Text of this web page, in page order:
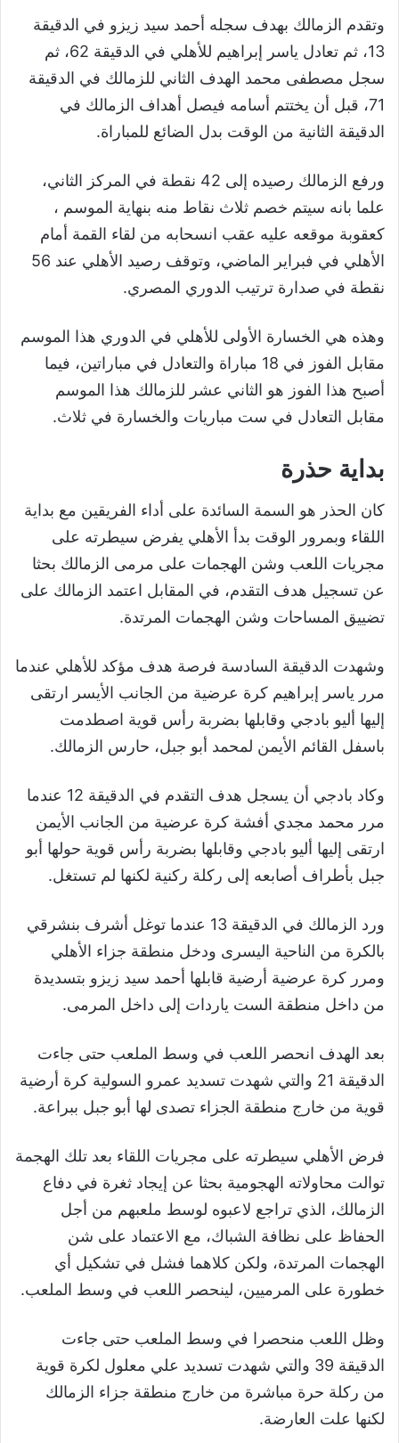
وتقدم الزمالك بهدف سجله أحمد سيد زيزو في الدقيقة
13، ثم تعادل ياسر إبراهيم للأهلي في الدقيقة 62، ثم
سجل مصطفى محمد الهدف الثاني للزمالك في الدقيقة
71، قبل أن يختتم أسامه فيصل أهداف الزمالك في
الدقيقة الثانية من الوقت بدل الضائع للمباراة.
ورفع الزمالك رصيده إلى 42 نقطة في المركز الثاني،
علما بانه سيتم خصم ثلاث نقاط منه بنهاية الموسم ،
كعقوبة موقعه عليه عقب انسحابه من لقاء القمة أمام
الأهلي في فبراير الماضي، وتوقف رصيد الأهلي عند 56
نقطة في صدارة ترتيب الدوري المصري.
وهذه هي الخسارة الأولى للأهلي في الدوري هذا الموسم
مقابل الفوز في 18 مباراة والتعادل في مباراتين، فيما
أصبح هذا الفوز هو الثاني عشر للزمالك هذا الموسم
مقابل التعادل في ست مباريات والخسارة في ثلاث.
بداية حذرة
كان الحذر هو السمة السائدة على أداء الفريقين مع بداية
اللقاء وبمرور الوقت بدأ الأهلي يفرض سيطرته على
مجريات اللعب وشن الهجمات على مرمى الزمالك بحثا
عن تسجيل هدف التقدم، في المقابل اعتمد الزمالك على
تضييق المساحات وشن الهجمات المرتدة.
وشهدت الدقيقة السادسة فرصة هدف مؤكد للأهلي عندما
مرر ياسر إبراهيم كرة عرضية من الجانب الأيسر ارتقى
إليها أليو بادجي وقابلها بضربة رأس قوية اصطدمت
باسفل القائم الأيمن لمحمد أبو جبل، حارس الزمالك.
وكاد بادجي أن يسجل هدف التقدم في الدقيقة 12 عندما
مرر محمد مجدي أفشة كرة عرضية من الجانب الأيمن
ارتقى إليها أليو بادجي وقابلها بضربة رأس قوية حولها أبو
جبل بأطراف أصابعه إلى ركلة ركنية لكنها لم تستغل.
ورد الزمالك في الدقيقة 13 عندما توغل أشرف بنشرقي
بالكرة من الناحية اليسرى ودخل منطقة جزاء الأهلي
ومرر كرة عرضية أرضية قابلها أحمد سيد زيزو بتسديدة
من داخل منطقة الست ياردات إلى داخل المرمى.
بعد الهدف انحصر اللعب في وسط الملعب حتى جاءت
الدقيقة 21 والتي شهدت تسديد عمرو السولية كرة أرضية
قوية من خارج منطقة الجزاء تصدى لها أبو جبل ببراعة.
فرض الأهلي سيطرته على مجريات اللقاء بعد تلك الهجمة
توالت محاولاته الهجومية بحثا عن إيجاد ثغرة في دفاع
الزمالك، الذي تراجع لاعبوه لوسط ملعبهم من أجل
الحفاظ على نظافة الشباك، مع الاعتماد على شن
الهجمات المرتدة، ولكن كلاهما فشل في تشكيل أي
خطورة على المرميين، لينحصر اللعب في وسط الملعب.
وظل اللعب منحصرا في وسط الملعب حتى جاءت
الدقيقة 39 والتي شهدت تسديد علي معلول لكرة قوية
من ركلة حرة مباشرة من خارج منطقة جزاء الزمالك
لكنها علت العارضة.